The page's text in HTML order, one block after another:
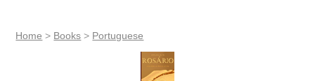
Home > Books > Portuguese